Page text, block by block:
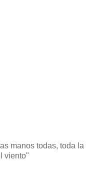
manos todas, toda la
viento"